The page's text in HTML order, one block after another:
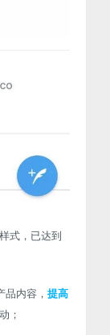
式，已达到
内容， 提高
；